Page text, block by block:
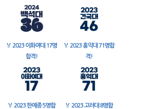
🏅 2023 이화여대 17명
합격!
🏅 2023 홍익대 71명합
격!
🏅 2023 한예종 5명합
🏅 2023 고려대 8명합